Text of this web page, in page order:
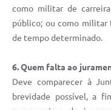
como militar de
público; ou como militar
de tempo determinado.
6. Quem falta ao
Deve comparecer à
brevidade possível, a